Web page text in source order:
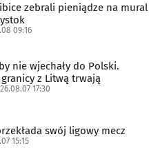
zebrali pieniądze na mural
09:16
nie wjechały do Polski.
z Litwą trwają
17:30
swój ligowy mecz
15:15